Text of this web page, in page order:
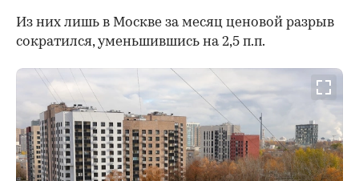
Из них лишь в Москве за месяц ценовой разрыв
сократился, уменьшившись на 2,5 п.п.